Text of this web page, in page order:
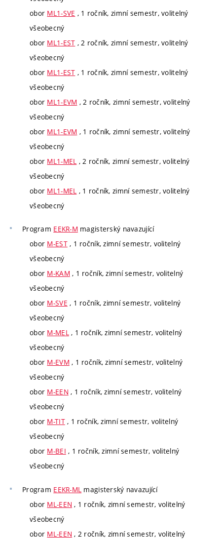
obor ML1-SVE , 1 ročník, zimní semestr, volitelný
všeobecný
obor ML1-EST , 2 ročník, zimní semestr, volitelný
všeobecný
obor ML1-EST , 1 ročník, zimní semestr, volitelný
všeobecný
obor ML1-EVM , 2 ročník, zimní semestr, volitelný
všeobecný
obor ML1-EVM , 1 ročník, zimní semestr, volitelný
všeobecný
obor ML1-MEL , 2 ročník, zimní semestr, volitelný
všeobecný
obor ML1-MEL , 1 ročník, zimní semestr, volitelný
všeobecný
Program EEKR-M magisterský navazující
obor M-EST, 1 ročník, zimní semestr, volitelný
všeobecný
obor M-KAM , 1 ročník, zimní semestr, volitelný
všeobecný
obor M-SVE , 1 ročník, zimní semestr, volitelný
všeobecný
obor M-MEL, 1 ročník, zimní semestr, volitelný
všeobecný
obor M-EVM , 1 ročník, zimní semestr, volitelný
všeobecný
obor M-EEN , 1 ročník, zimní semestr, volitelný
všeobecný
obor M-TIT, 1 ročník, zimní semestr, volitelný
všeobecný
obor M-BEI , 1 ročník, zimní semestr, volitelný
všeobecný
Program EEKR-ML magisterský navazující
obor ML-EEN , 1 ročník, zimní semestr, volitelný
všeobecný
obor ML-EEN , 2 ročník, zimní semestr, volitelný